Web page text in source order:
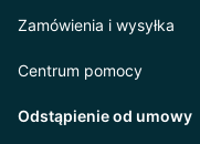
Zamówienia i wysyłka
Centrum pomocy
Odstąpienie od umowy